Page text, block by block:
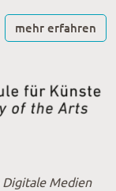
mehr erfahren
Digitale Medien